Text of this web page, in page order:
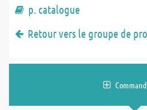
p. catalogue
Retour vers le groupe de